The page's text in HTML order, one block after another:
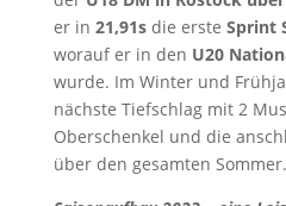
er in 21,91sdie erste Sprint
worauf er in den U20
wurde. Im Winter und
nächste Tiefschlag mit 2
Oberschenkel und die
über den gesamten Sommer.